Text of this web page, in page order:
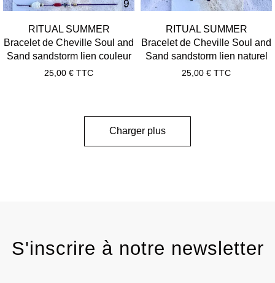
RITUAL SUMMER
Bracelet de Cheville Soul and
Sand sandstorm lien couleur
25,00 € TTC
RITUAL SUMMER
Bracelet de Cheville Soul and
Sand sandstorm lien naturel
25,00 € TTC
Charger plus
S'inscrire à notre newsletter